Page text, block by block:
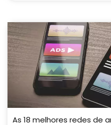
As 18 melhores redes de